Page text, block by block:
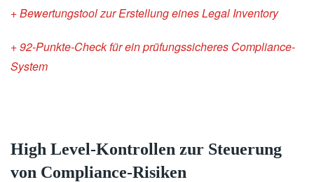
+ Bewertungstool zur Erstellung eines Legal Inventory
+ 92-Punkte-Check für ein prüfungssicheres Compliance-
System
High Level-Kontrollen zur Steuerung
von Compliance-Risiken